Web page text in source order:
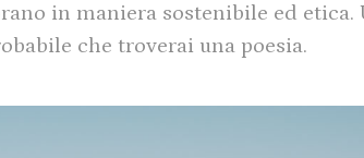
in maniera sostenibile ed etica.
che troverai una poesia.